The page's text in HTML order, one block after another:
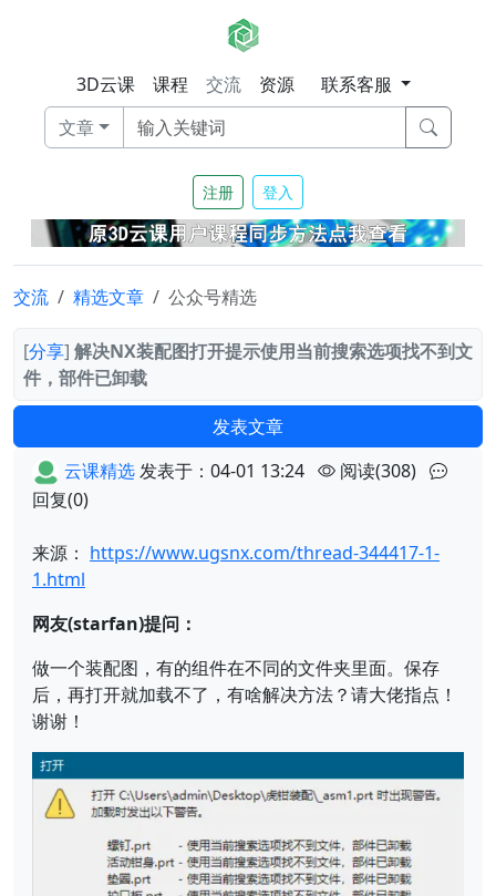
3D云课 课程 交流 资源
联系客服
文章
注册 登入
交流 精选文章 公众号精选
[分享] 解决NX装配图打开提示使用当前搜索选项找不到文
件，部件已卸载
发表文章
云课精选发表于：04-01 13:24
阅读(308)
回复(0)
来源： https://www.ugsnx.com/thread-344417-1-
1.html
网友(starfan)提问：
做一个装配图，有的组件在不同的文件夹里面。保存
后，再打开就加载不了，有啥解决方法？请大佬指点！
谢谢！